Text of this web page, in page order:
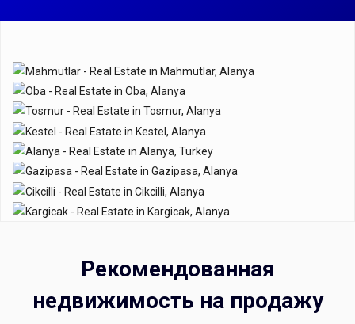
Рекомендованная
недвижимость на продажу